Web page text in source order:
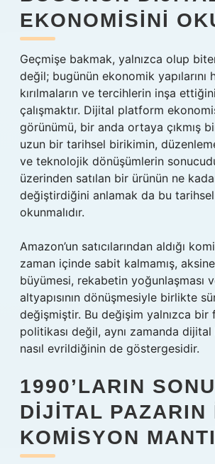
EKONOMISINI
Geçmişe bakmak, yalnızca olup
değil; bugünün ekonomik yapılarını
kırılmaların ve tercihlerin inşa
çalışmaktır. Dijital platform
görünümü, bir anda ortaya çıkmış
uzun bir tarihsel birikimin,
ve teknolojik dönüşümlerin
üzerinden satılan bir ürünün ne
değiştirdiğini anlamak da bu
okunmalıdır.
Amazon’un satıcılarından aldığı
zaman içinde sabit kalmamış,
büyümesi, rekabetin yoğunlaşması
altyapısının dönüşmesiyle birlikte
değişmiştir. Bu değişim yalnızca bir
politikası değil, aynı zamanda
nasıl evrildiğinin de göstergesidir.
1990’LARIN
DIJITAL PAZARIN
KOMISYON